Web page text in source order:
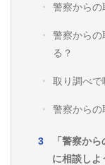
警察からの
警察からの
る？
取り調べで
警察からの
「警察か
に相談しよ